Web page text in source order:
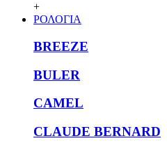
+
ΡΟΛΟΓΙΑ
BREEZE
BULER
CAMEL
CLAUDE BERNARD